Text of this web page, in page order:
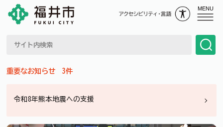
MENU
重要なお知らせ 3件
令和8年熊本地震で被災された方への市営住宅の提供について
令和8年熊本地震への支援
令和8年熊本地震 熊本市への義援金の受入れについて